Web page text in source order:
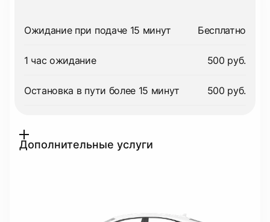
Ожидание при подаче 15 минут Бесплатно
1 час ожидание 500 руб.
Остановка в пути более 15 минут 500 руб.
Дополнительные услуги